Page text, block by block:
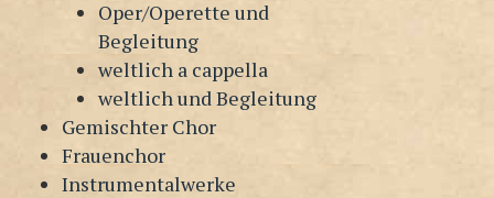
Oper/Operette und
Begleitung
weltlich a cappella
weltlich und Begleitung
Gemischter Chor
Frauenchor
Instrumentalwerke